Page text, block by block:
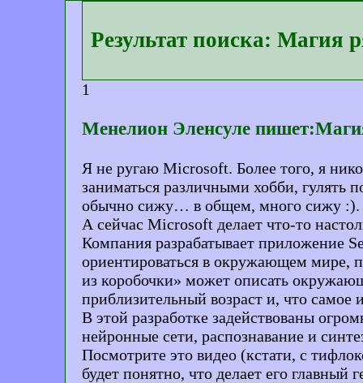
Результат поиска: Магия
1
Менелион Эленсуле
Я не ругаю Microsoft. Более того, я
заниматься различными хобби, гулять
обычно сижу… в общем, много сижу :).
А сейчас Microsoft делает что-то
Компания разрабатывает приложение
ориентироваться в окружающем мире,
из коробочки» может описать
приблизительный возраст и, что
В этой разработке задействованы
нейронные сети, распознавание и
Посмотрите это видео (кстати, с
будет понятно, что делает его главный